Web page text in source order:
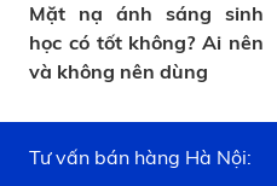
Mặt nạ ánh sáng sinh
học có tốt không? Ai nên
và không nên dùng
Tư vấn bán hàng Hà Nội: